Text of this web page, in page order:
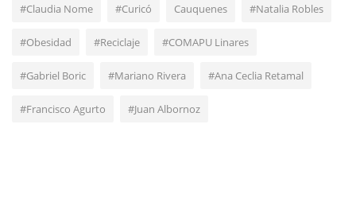
#Claudia Nome #Curicó Cauquenes #Natalia Robles
#Obesidad #Reciclaje #COMAPU Linares
#Gabriel Boric #Mariano Rivera #Ana Ceclia Retamal
#Francisco Agurto #Juan Albornoz